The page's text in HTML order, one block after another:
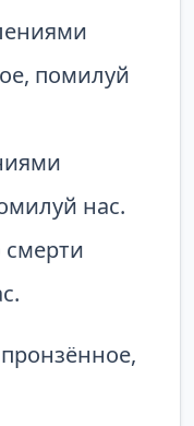
помилуй
нас.
смерти